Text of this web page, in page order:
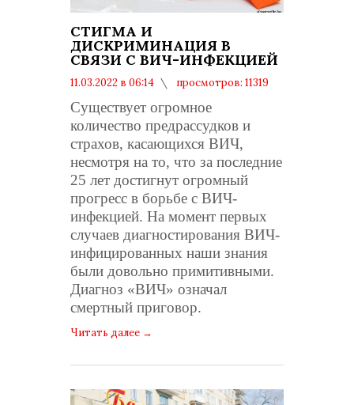
СТИГМА И
ДИСКРИМИНАЦИЯ В
СВЯЗИ С ВИЧ-ИНФЕКЦИЕЙ
11.03.2022 в 06:14
просмотров: 11319
Существует огромное
количество предрассудков и
страхов, касающихся ВИЧ,
несмотря на то, что за последние
25 лет достигнут огромный
прогресс в борьбе с ВИЧ-
инфекцией. На момент первых
случаев диагностирования ВИЧ-
инфицированных наши знания
были довольно примитивными.
Диагноз «ВИЧ» означал
смертный приговор.
Читать далее →